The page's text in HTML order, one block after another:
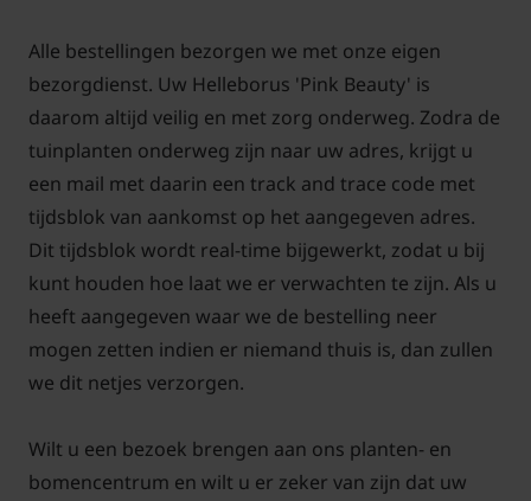
Wanneer bloeit Helleborus 'Pink
Beauty'?
De bloei vindt plaats vanaf januari/februari tot mei.
De ontwikkeling van de bloemknoppen heeft in de
zomer en najaar plaatsgevonden. De kleur van de
bloemen is wit/roze. vaak worden de Helleborus
planten gecombineerd met vroeg bloeiende
bloembollen zoals sneeuwklokjes en krokus
soorten. Na de bloei kan het zijn dat er zaad wordt
ontwikkeld.
Alle bestellingen bezorgen we met onze eigen
bezorgdienst. Uw Helleborus 'Pink Beauty' is
daarom altijd veilig en met zorg onderweg. Zodra de
tuinplanten onderweg zijn naar uw adres, krijgt u
een mail met daarin een track and trace code met
tijdsblok van aankomst op het aangegeven adres.
Dit tijdsblok wordt real-time bijgewerkt, zodat u bij
kunt houden hoe laat we er verwachten te zijn. Als u
heeft aangegeven waar we de bestelling neer
mogen zetten indien er niemand thuis is, dan zullen
we dit netjes verzorgen.
Wilt u een bezoek brengen aan ons planten- en
bomencentrum en wilt u er zeker van zijn dat uw